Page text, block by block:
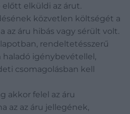
elküldi az árut.
közvetlen költségét a
az áru hibás vagy sérült volt.
rendeltetésszerű
igénybevétellel,
csomagolásban kell
akkor felel az áru
az az áru jellegének,